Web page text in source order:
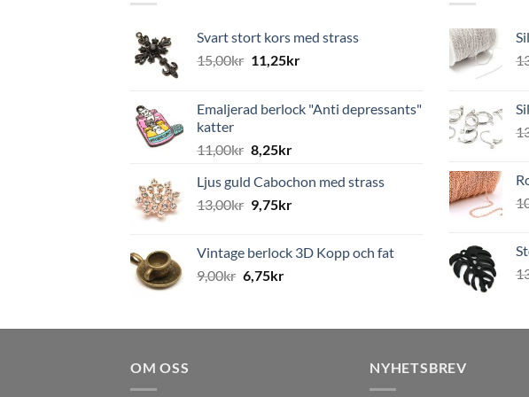
Svart stort kors med strass
15,00kr 11,25kr
Emaljerad berlock "Anti depressants"
katter
11,00kr 8,25kr
Ljus guld Cabochon med strass
13,00kr 9,75kr
Vintage berlock 3D Kopp och fat
9,00kr 6,75kr
OM OSS NYHETSBREV